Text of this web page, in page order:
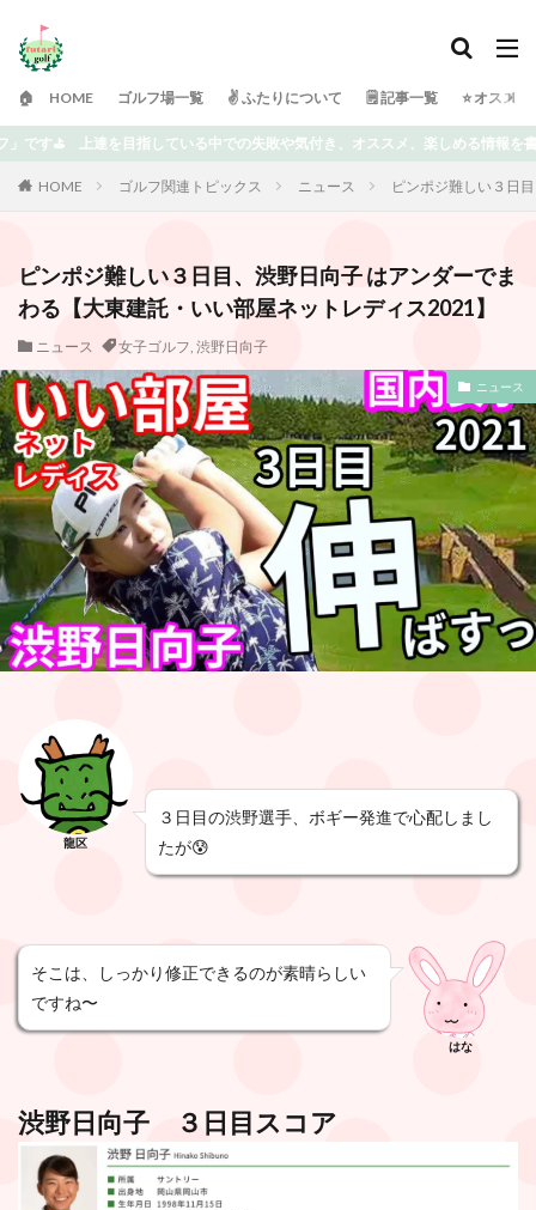
🏠 HOME ゴルフ場一覧 ✌️ ふたりについて 🗒 記事一覧 ⭐️ オスス
や気付き、オススメ、楽しめる情報を書いていきます⭐️ どうぞよろしくお願
HOME ゴルフ関連トピックス ニュース ピンポジ難しい３日
ピンポジ難しい３日目、渋野日向子 はアンダーでま
わる【大東建託・いい部屋ネットレディス2021】
ニュース 女子ゴルフ, 渋野日向子
ニュース
龍区
３日目の渋野選手、ボギー発進で心配しまし
たが😰
そこは、しっかり修正できるのが素晴らしい
ですね〜
はな
渋野日向子 ３日目スコア